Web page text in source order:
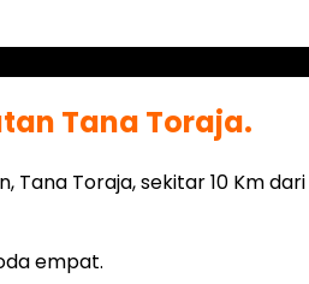
Tana Toraja.
Toraja, sekitar 10 Km
empat.